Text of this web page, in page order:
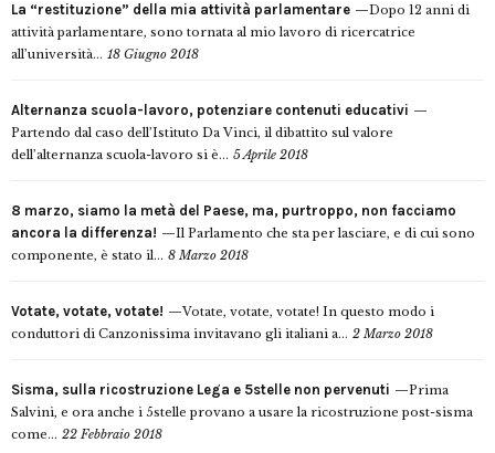
La “restituzione” della mia attività parlamentare
Dopo 12 anni di
attività parlamentare, sono tornata al mio lavoro di ricercatrice
all’università... 18 Giugno 2018
Alternanza scuola-lavoro, potenziare contenuti educativi
Partendo dal caso dell’Istituto Da Vinci, il dibattito sul valore
dell’alternanza scuola-lavoro si è... 5 Aprile 2018
8 marzo, siamo la metà del Paese, ma, purtroppo, non facciamo
ancora la differenza!
Il Parlamento che sta per lasciare, e di cui sono
componente, è stato il... 8 Marzo 2018
Votate, votate, votate!
Votate, votate, votate! In questo modo i
conduttori di Canzonissima invitavano gli italiani a... 2 Marzo 2018
Sisma, sulla ricostruzione Lega e 5stelle non pervenuti
Prima
Salvini, e ora anche i 5stelle provano a usare la ricostruzione post-sisma
come... 22 Febbraio 2018